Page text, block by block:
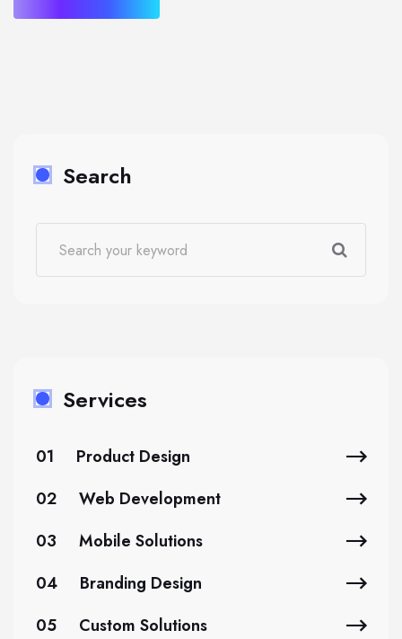
Search
Services
01
Product Design
02
Web Development
03
Mobile Solutions
04
Branding Design
05
Custom Solutions